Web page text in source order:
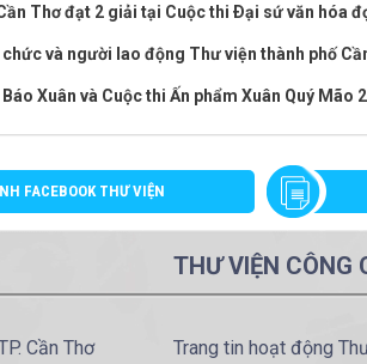
Thơ đạt 2 giải tại Cuộc thi Ðại sứ văn hóa
và người lao động Thư viện thành phố
Xuân và Cuộc thi Ấn phẩm Xuân Quý Mão
FACEBOOK THƯ VIỆN
Cần Thơ
THƯ VIỆN CÔNG
Trang tin hoạt động